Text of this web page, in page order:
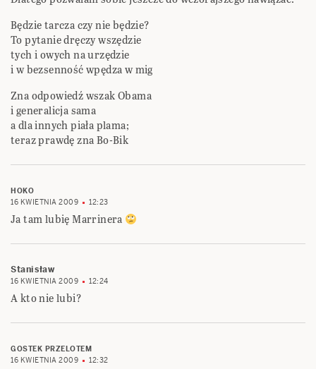
Będzie tarcza czy nie będzie?
To pytanie dręczy wszędzie
tych i owych na urzędzie
i w bezsenność wpędza w mig
Zna odpowiedź wszak Obama
i generalicja sama
a dla innych piała plama;
teraz prawdę zna Bo-Bik
HOKO
16 KWIETNIA 2009
12:23
Ja tam lubię Marrinera
Stanisław
16 KWIETNIA 2009 12:24
A kto nie lubi?
GOSTEK PRZELOTEM
16 KWIETNIA 2009
12:32